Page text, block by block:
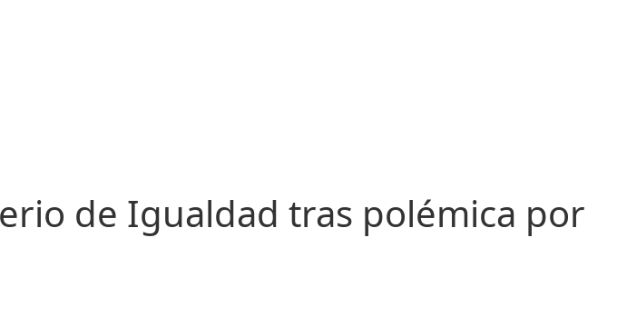
de Igualdad tras polémica por